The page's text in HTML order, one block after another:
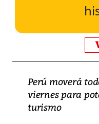
Perú moverá
viernes para
turismo